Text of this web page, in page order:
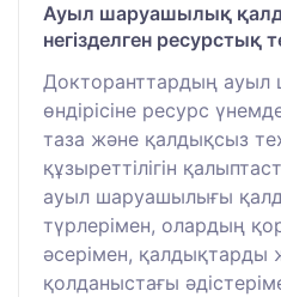
Ауыл шаруашылық
негізделген ресурстық
Докторанттардың
өндірісіне ресурс
таза және қалдықсыз
құзыреттілігін
ауыл шаруашылығы
түрлерімен, олардың
әсерімен,
қолданыстағы